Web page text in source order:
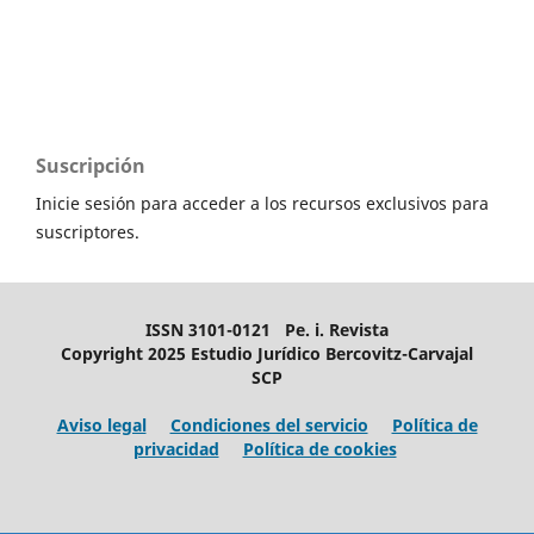
Suscripción
Inicie sesión para acceder a los recursos exclusivos para
suscriptores.
ISSN 3101-0121 Pe. i. Revista
Copyright 2025 Estudio Jurídico Bercovitz-Carvajal
SCP
Aviso legal Condiciones del servicio
Política de
privacidad
Política de cookies